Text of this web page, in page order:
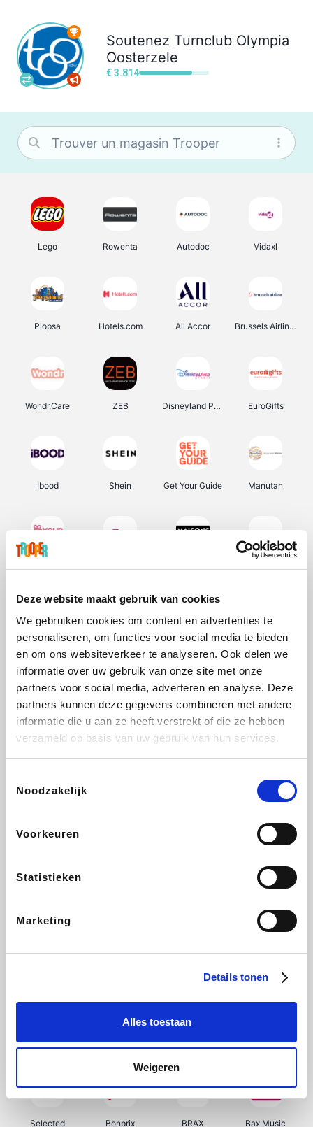
Deze website maakt gebruik van cookies
We gebruiken cookies om content en advertenties te
personaliseren, om functies voor social media te bieden
en om ons websiteverkeer te analyseren. Ook delen we
informatie over uw gebruik van onze site met onze
partners voor social media, adverteren en analyse. Deze
partners kunnen deze gegevens combineren met andere
informatie die u aan ze heeft verstrekt of die ze hebben
verzameld op basis van uw gebruik van hun services.
Noodzakelijk
Voorkeuren
Statistieken
Marketing
Details tonen
Alles toestaan
Weigeren
Soutenez Turnclub Olympia
Oosterzele
€ 3.814
Lego Rowenta Autodoc Vidaxl
Plopsa Hotels.com All Accor Brussels Airlines
Wondr.Care ZEB Disneyland Paris EuroGifts
Ibood Shein Get Your Guide Manutan
Weekendesk Sarenza Schiesser Interhome
Lufthansa
CheapTickets.be DeubaXXL
Samsung Delonghi Tennis Point My Jewellery
Selected Bonprix BRAX Bax Music